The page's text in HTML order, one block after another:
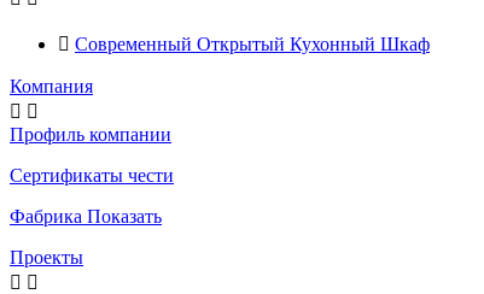
 Современный Открытый Кухонный Шкаф
Компания
 
Профиль компании
Сертификаты чести
Фабрика Показать
Проекты
 